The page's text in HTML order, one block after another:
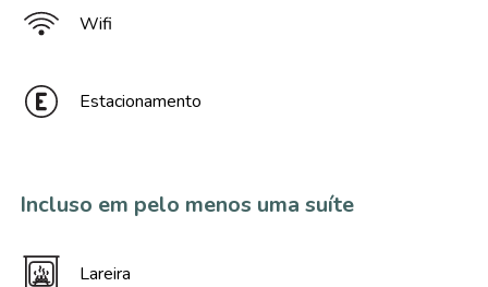
Wifi
Estacionamento
Incluso em pelo menos uma suíte
Lareira